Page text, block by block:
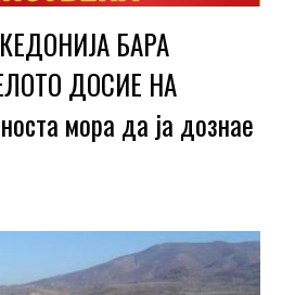
БАРА
ДОСИЕ НА
мора да ја дознае